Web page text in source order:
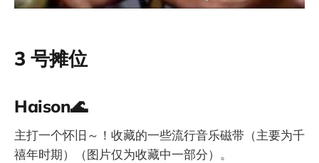
3 号摊位
Haison🌊
主打一个怀旧～！收藏的一些流行音乐磁带（主要为千
禧年时期）（图片仅为收藏中一部分）。